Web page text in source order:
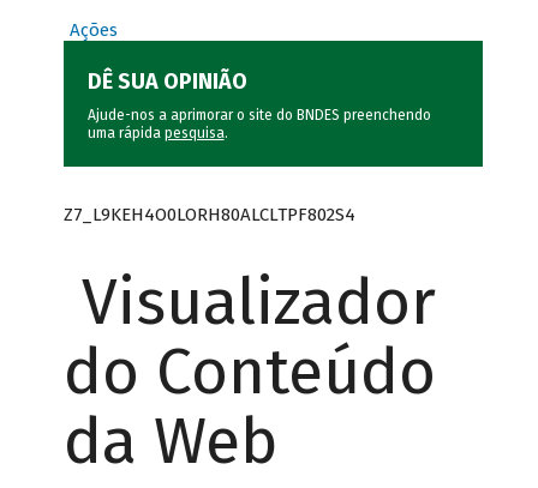
Ações
DÊ SUA OPINIÃO
Ajude-nos a aprimorar o site do BNDES preenchendo
uma rápida pesquisa.
Z7_L9KEH4O0LORH80ALCLTPF802S4
Visualizador
do Conteúdo
da Web